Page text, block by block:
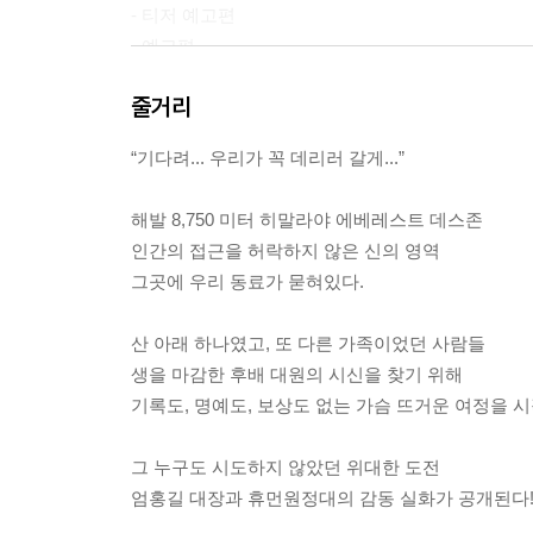
- 예고편
줄거리
“기다려... 우리가 꼭 데리러 갈게...”
해발 8,750 미터 히말라야 에베레스트 데스존
인간의 접근을 허락하지 않은 신의 영역
그곳에 우리 동료가 묻혀있다.
산 아래 하나였고, 또 다른 가족이었던 사람들
생을 마감한 후배 대원의 시신을 찾기 위해
기록도, 명예도, 보상도 없는 가슴 뜨거운 여정을
그 누구도 시도하지 않았던 위대한 도전
엄홍길 대장과 휴먼원정대의 감동 실화가 공개된다!